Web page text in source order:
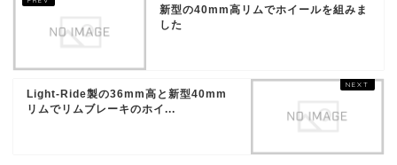
新型の40mm高リムでホイールを組みま
した
Light-Ride製の36mm高と新型40mm
リムでリムブレーキのホイ...